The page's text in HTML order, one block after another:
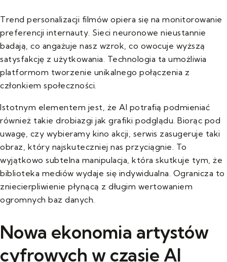
Trend personalizacji filmów opiera się na monitorowanie
preferencji internauty. Sieci neuronowe nieustannie
badają, co angażuje nasz wzrok, co owocuje wyższą
satysfakcję z użytkowania. Technologia ta umożliwia
platformom tworzenie unikalnego połączenia z
członkiem społeczności.
Istotnym elementem jest, że AI potrafią podmieniać
również takie drobiazgi jak grafiki podglądu. Biorąc pod
uwagę, czy wybieramy kino akcji, serwis zasugeruje taki
obraz, który najskuteczniej nas przyciągnie. To
wyjątkowo subtelna manipulacja, która skutkuje tym, że
biblioteka mediów wydaje się indywidualna. Ogranicza to
zniecierpliwienie płynącą z długim wertowaniem
ogromnych baz danych.
Nowa ekonomia artystów
cyfrowych w czasie AI